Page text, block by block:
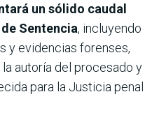
un sólido caudal
Sentencia, incluyendo
y evidencias forenses,
autoría del procesado y
para la Justicia penal